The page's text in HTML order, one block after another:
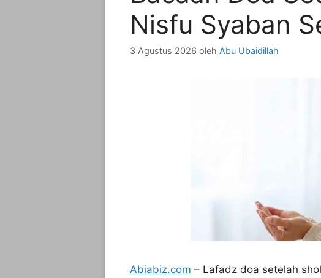
Nisfu Syaban
3 Agustus 2026 oleh Abu Ubaidillah
Abiabiz.com – Lafadz doa setelah